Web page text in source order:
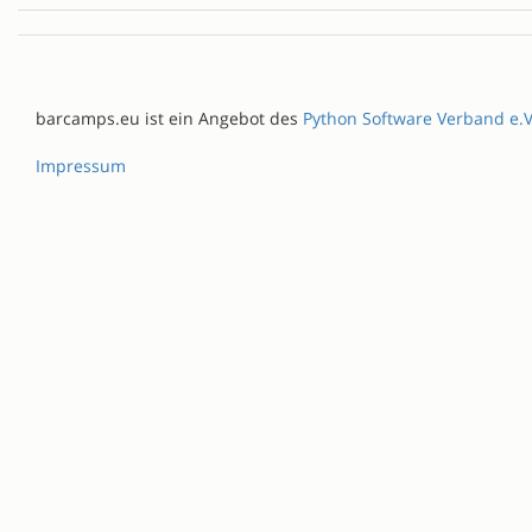
barcamps.eu ist ein Angebot des Python Software Verband
Impressum